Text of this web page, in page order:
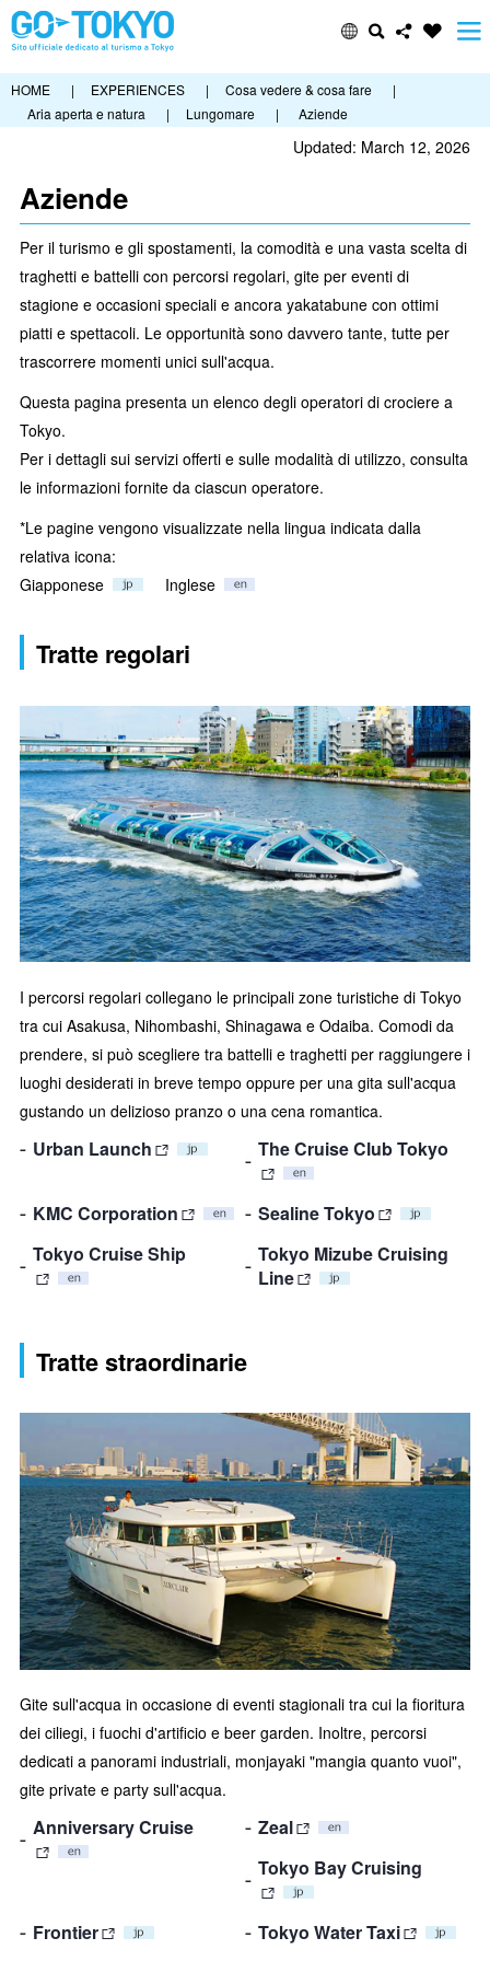
HOME | EXPERIENCES | Cosa vedere & cosa fare
|
Aria aperta e natura
| Lungomare | Aziende
Updated: March 12, 2026
Aziende
Per il turismo e gli spostamenti, la comodità e una vasta scelta di
traghetti e battelli con percorsi regolari, gite per eventi di
stagione e occasioni speciali e ancora yakatabune con ottimi
piatti e spettacoli. Le opportunità sono davvero tante, tutte per
trascorrere momenti unici sull'acqua.
Questa pagina presenta un elenco degli operatori di crociere a
Tokyo.
Per i dettagli sui servizi offerti e sulle modalità di utilizzo, consulta
le informazioni fornite da ciascun operatore.
*Le pagine vengono visualizzate nella lingua indicata dalla
relativa icona:
Giapponese
Inglese
Tratte regolari
I percorsi regolari collegano le principali zone turistiche di Tokyo
tra cui Asakusa, Nihombashi, Shinagawa e Odaiba. Comodi da
prendere, si può scegliere tra battelli e traghetti per raggiungere i
luoghi desiderati in breve tempo oppure per una gita sull'acqua
gustando un delizioso pranzo o una cena romantica.
Urban Launch The Cruise Club Tokyo
KMC Corporation
Sealine Tokyo
Tokyo Cruise Ship
Tokyo Mizube Cruising
Line
Tratte straordinarie
Gite sull'acqua in occasione di eventi stagionali tra cui la fioritura
dei ciliegi, i fuochi d'artificio e beer garden. Inoltre, percorsi
dedicati a panorami industriali, monjayaki "mangia quanto vuoi",
gite private e party sull'acqua.
Anniversary Cruise
Zeal
Tokyo Bay Cruising
Frontier
Tokyo Water Taxi